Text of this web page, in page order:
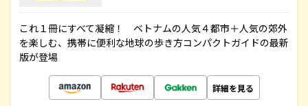
これ１冊にすべて凝縮！ ベトナムの人気４都市＋人気の郊外
を楽しむ、携帯に便利な地球の歩き方コンパクトガイドの最新
版が登場
詳細を見る